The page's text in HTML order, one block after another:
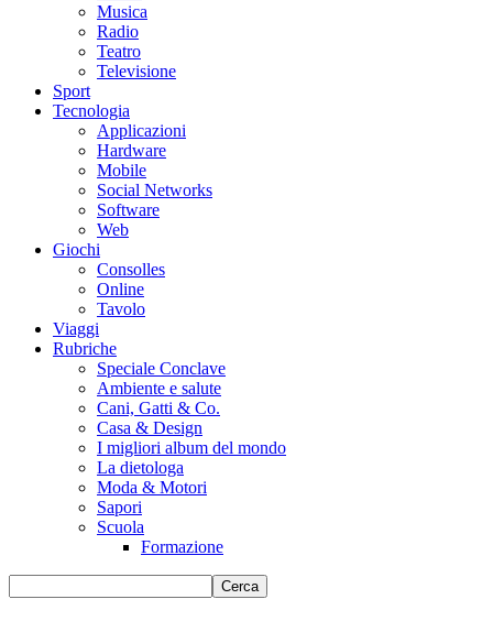
Musica
Radio
Teatro
Televisione
Sport
Tecnologia
Applicazioni
Hardware
Mobile
Social Networks
Software
Web
Giochi
Consolles
Online
Tavolo
Viaggi
Rubriche
Speciale Conclave
Ambiente e salute
Cani, Gatti & Co.
Casa & Design
I migliori album del mondo
La dietologa
Moda & Motori
Sapori
Scuola
Formazione